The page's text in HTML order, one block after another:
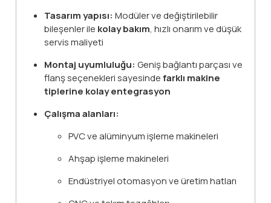
Tasarım yapısı: Modüler ve değiştirilebilir
bileşenler ile kolay bakım, hızlı onarım ve düşük
servis maliyeti
Montaj uyumluluğu: Geniş bağlantı parçası ve
flanş seçenekleri sayesindefarklı makine
tiplerine kolay entegrasyon
Çalışma alanları:
PVC ve alüminyum işleme makineleri
Ahşap işleme makineleri
Endüstriyel otomasyon ve üretim hatları